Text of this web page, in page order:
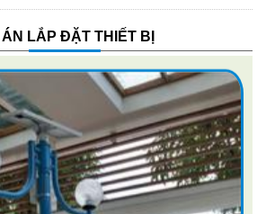
ÁN LẮP ĐẶT THIẾT BỊ